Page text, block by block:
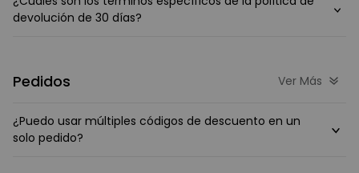
devolución de 30 días?
Pedidos Ver Más
¿Puedo usar múltiples códigos de descuento en un
solo pedido?